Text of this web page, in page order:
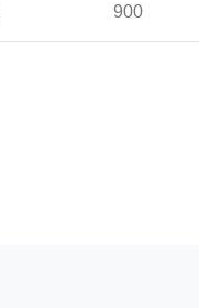
900